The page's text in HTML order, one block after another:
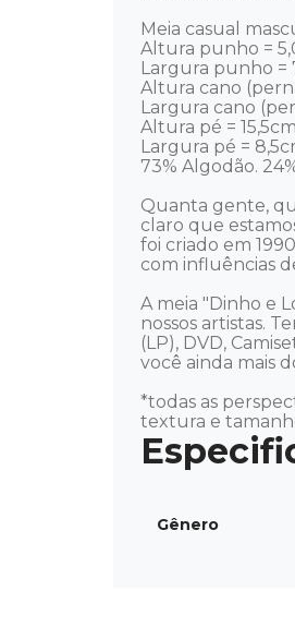
Meia casual
Altura punho =
Largura punho =
Altura cano
Largura cano
Altura pé =
Largura pé =
73% Algodão.
Quanta gente,
claro que
foi criado em
com influências
A meia "Dinho e
nossos artistas.
(LP), DVD,
você ainda mais
*todas as
textura e
Gênero